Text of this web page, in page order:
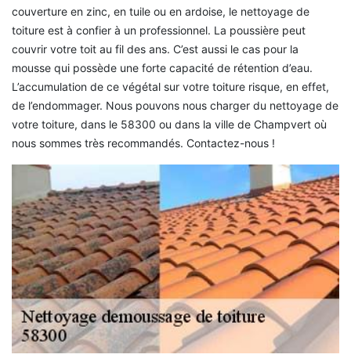
couverture en zinc, en tuile ou en ardoise, le nettoyage de
toiture est à confier à un professionnel. La poussière peut
couvrir votre toit au fil des ans. C’est aussi le cas pour la
mousse qui possède une forte capacité de rétention d’eau.
L’accumulation de ce végétal sur votre toiture risque, en effet,
de l’endommager. Nous pouvons nous charger du nettoyage de
votre toiture, dans le 58300 ou dans la ville de Champvert où
nous sommes très recommandés. Contactez-nous !